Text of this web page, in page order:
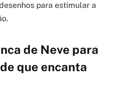
para estimular a
de Neve para
que encanta